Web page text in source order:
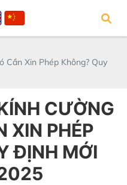
Cần Xin Phép Không? Quy
CƯỜNG
XIN PHÉP
ĐỊNH MỚI